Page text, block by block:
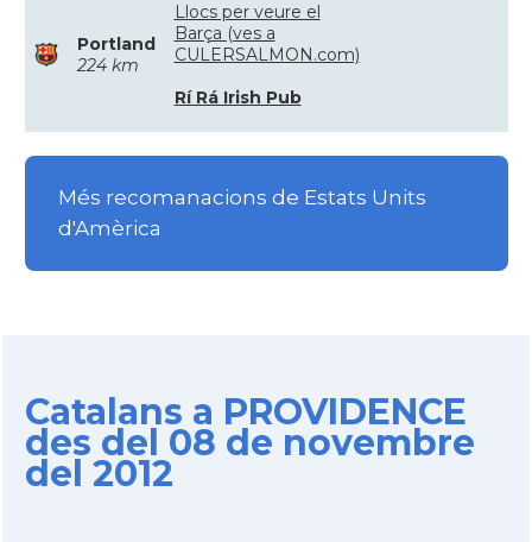
Portland
224 km
Llocs per veure el
Barça (ves a
CULERSALMON.com)
Rí Rá Irish Pub
Més recomanacions de Estats Units
d'Amèrica
Catalans a PROVIDENCE
des del 08 de novembre
del 2012